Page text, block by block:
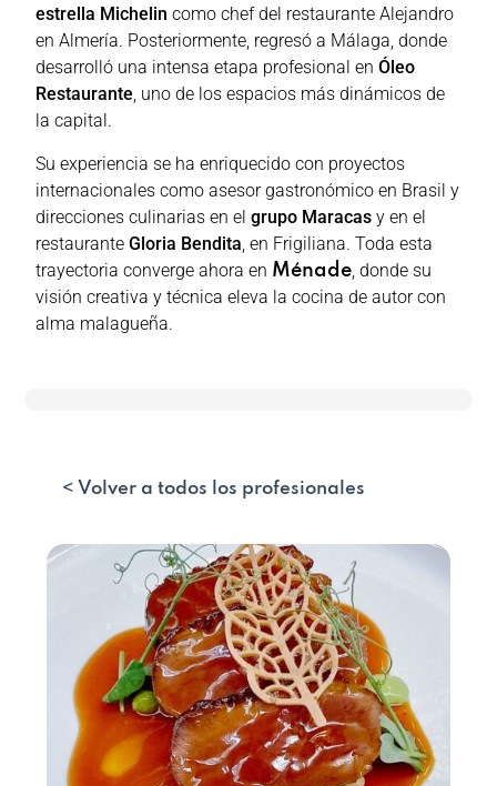
estrella Michelin como chef del restaurante Alejandro
en Almería. Posteriormente, regresó a Málaga, donde
desarrolló una intensa etapa profesional enÓleo
Restaurante, uno de los espacios más dinámicos de
la capital.
Su experiencia se ha enriquecido con proyectos
internacionales como asesor gastronómico en Brasil y
direcciones culinarias en elgrupo Maracas y en el
restauranteGloria Bendita , en Frigiliana. Toda esta
trayectoria converge ahora en Ménade , donde su
visión creativa y técnica eleva la cocina de autor con
alma malagueña.
< Volver a todos los profesionales